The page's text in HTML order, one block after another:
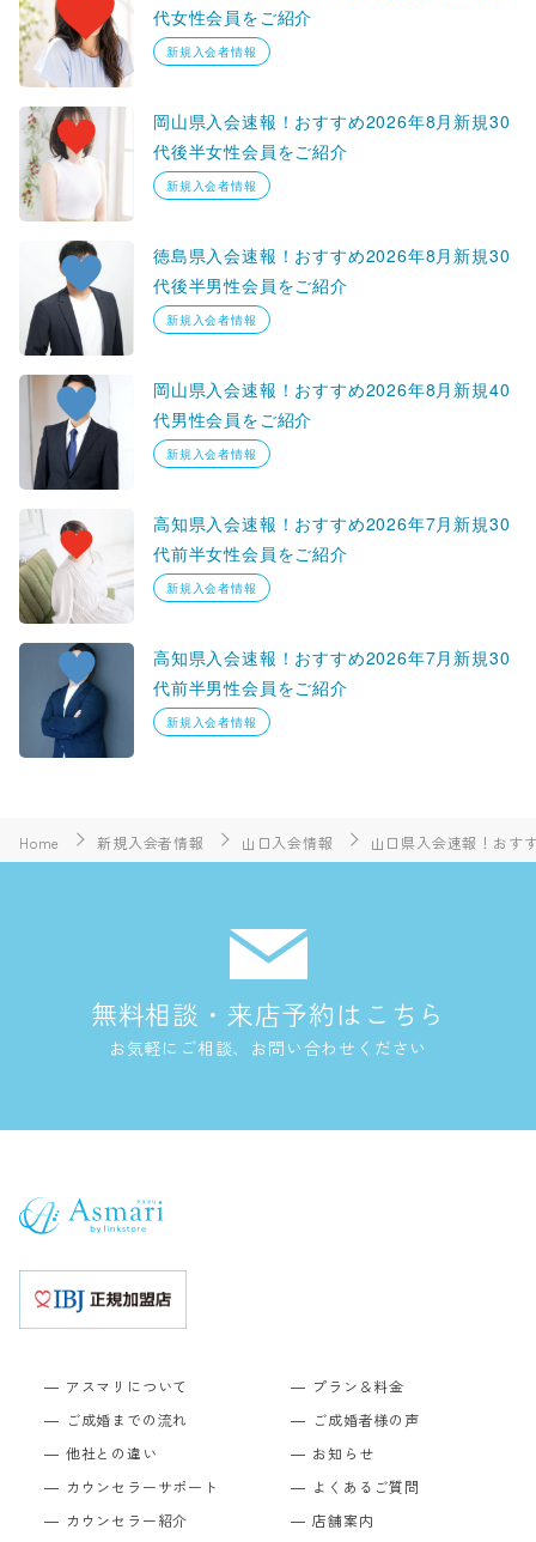
代女性会員をご紹介
新規入会者情報
岡山県入会速報！おすすめ2026年8月新規30
代後半女性会員をご紹介
新規入会者情報
徳島県入会速報！おすすめ2026年8月新規30
代後半男性会員をご紹介
新規入会者情報
岡山県入会速報！おすすめ2026年8月新規40
代男性会員をご紹介
新規入会者情報
高知県入会速報！おすすめ2026年7月新規30
代前半女性会員をご紹介
新規入会者情報
高知県入会速報！おすすめ2026年7月新規30
代前半男性会員をご紹介
新規入会者情報
Home 新規入会者情報 山口入会情報 山口県入会速報！おす
無料相談・来店予約はこちら
お気軽にご相談、お問い合わせください
アスマリについて
ご成婚までの流れ
他社との違い
カウンセラーサポート
カウンセラー紹介
プラン＆料金
ご成婚者様の声
お知らせ
よくあるご質問
店舗案内